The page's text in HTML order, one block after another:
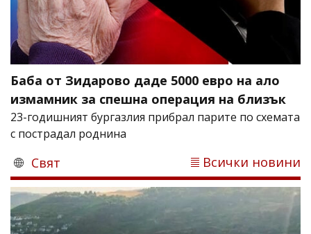
Баба от Зидарово даде 5000 евро на ало
измамник за спешна операция на близък
23-годишният бургазлия прибрал парите по схемата
с пострадал роднина
Свят Всички новини